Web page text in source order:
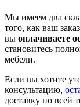
Мы имеем два
того, как ваш
вы оплачиваете
становитесь
мебели.
Если вы хотите
консультацию,
доставку по всей